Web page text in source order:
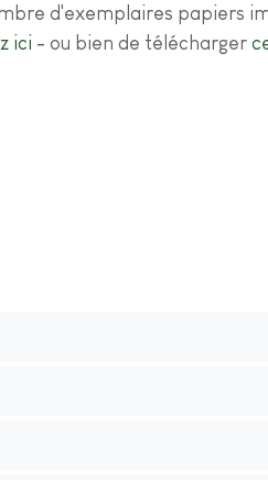
d'exemplaires papiers
ici - ou bien de télécharger